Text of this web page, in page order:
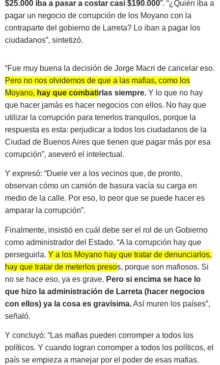
$25.000 iba a pasar a costar casi $190.000”. “¿Quién iba a
pagar un negocio de corrupción de los Moyano con la
contraparte del gobierno de Larreta? Lo iban a pagar los
ciudadanos”, sintetizó.
“Fue muy buena la decisión de Jorge Macri de cancelar eso.
Pero no nos olvidemos de que a las mafias, como los
Moyano, hay que combatirlas siempre. Y lo que no hay
que hacer jamás es hacer negocios con ellos. No hay que
utilizar la corrupción para tenerlos tranquilos, porque la
respuesta es esta: perjudicar a todos los ciudadanos de la
Ciudad de Buenos Aires que tienen que pagar más por esa
corrupción”, aseveró el intelectual.
Y expresó: “Duele ver a los vecinos que, de pronto,
observan cómo un camión de basura vacía su carga en
medio de la calle. Por eso, lo peor que se puede hacer es
amparar la corrupción”.
Finalmente, insistió en cuál debe ser el rol de un Gobierno
como administrador del Estado. “A la corrupción hay que
perseguirla. Y a los Moyano hay que tratar de denunciarlos,
hay que tratar de meterlos presos, porque son mafiosos. Si
no se hace eso, ya es grave. Pero si encima se hace lo
que hizo la administración de Larreta (hacer negocios
con ellos) ya la cosa es gravísima.Así muren los países”,
señaló.
Y concluyó: “Las mafias pueden corromper a todos los
políticos. Y cuando logran corromper a todos los políticos, el
país se empieza a manejar por el poder de esas mafias.